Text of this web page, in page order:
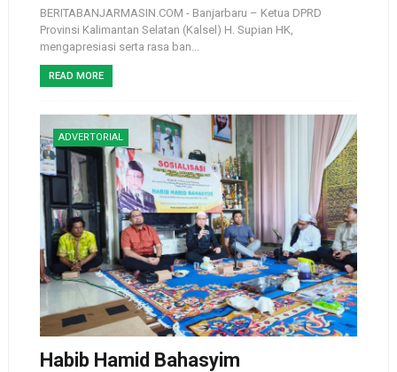
BERITABANJARMASIN.COM - Banjarbaru – Ketua DPRD
Provinsi Kalimantan Selatan (Kalsel) H. Supian HK,
mengapresiasi serta rasa ban...
READ MORE
ADVERTORIAL
Habib Hamid Bahasyim